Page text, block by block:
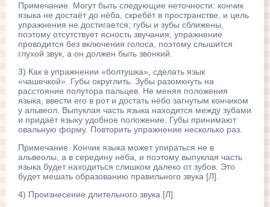
Примечание. Могут быть следующие неточности: кончик
языка не достаёт до нёба, скребёт в пространстве, и цель
упражнения не достигается; губы и зубы сближены,
поэтому отсутствует ясность звучания; упражнение
проводится без включения голоса, поэтому слышится
глухой звук, а он должен быть звонкий.
3) Как в упражнении «болтушка», сделать язык
«чашечкой». Губы округлить. Зубы разомкнуть на
расстояние полутора пальцев. Не меняя положения
языка, ввести его в рот и достать нёбо загнутым кончиком
у альвеол. Выпуклая часть языка находится между зубами
и придаёт языку удобное положение. Губы принимают
овальную форму. Повторить упражнение несколько раз.
Примечание. Кончик языка может упираться не в
альвеолы, а в середину нёба, и поэтому выпуклая часть
языка будет находиться слишком далеко от зубов. Это
будет мешать образованию правильного звука [Л].
4) Произнесение длительного звука [Л].